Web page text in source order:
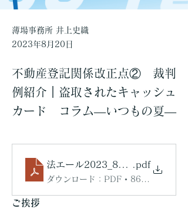
薄場事務所 井上史織
2023年8月20日
不動産登記関係改正点② 裁判
例紹介｜盗取されたキャッシュ
カード コラム―いつもの夏―
法エール2023_8月号.pdf
ダウンロード：PDF • 863KB
ご挨拶